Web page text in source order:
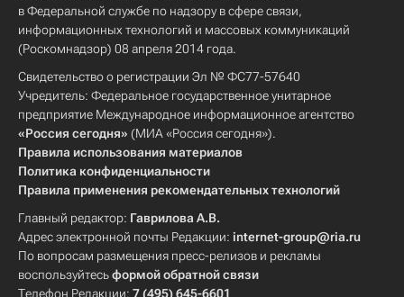
в Федеральной службе по надзору в сфере связи,
информационных технологий и массовых коммуникаций
(Роскомнадзор) 08 апреля 2014 года.
Свидетельство о регистрации Эл № ФС77-57640
Учредитель: Федеральное государственное унитарное
предприятие Международное информационное агентство
«Россия сегодня» (МИА «Россия сегодня»).
Правила использования материалов
Политика конфиденциальности
Правила применения рекомендательных технологий
Главный редактор: Гаврилова А.В.
Адрес электронной почты Редакции: internet-group@ria.ru
По вопросам размещения пресс-релизов и рекламы
воспользуйтесьформой обратной связи
Телефон Редакции: 7 (495) 645-6601